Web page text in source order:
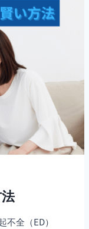
全（ED）